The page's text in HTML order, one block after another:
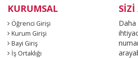
KURUMSAL
Öğrenci Girişi
Kurum Girişi
Bayi Giriş
İş Ortaklığı
SİZİ
Daha